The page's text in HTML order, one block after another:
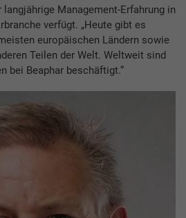
Management-Erfahrung in
verfügt. „Heute gibt es
europäischen Ländern sowie
Teilen der Welt. Weltweit sind
bei Beaphar beschäftigt.“